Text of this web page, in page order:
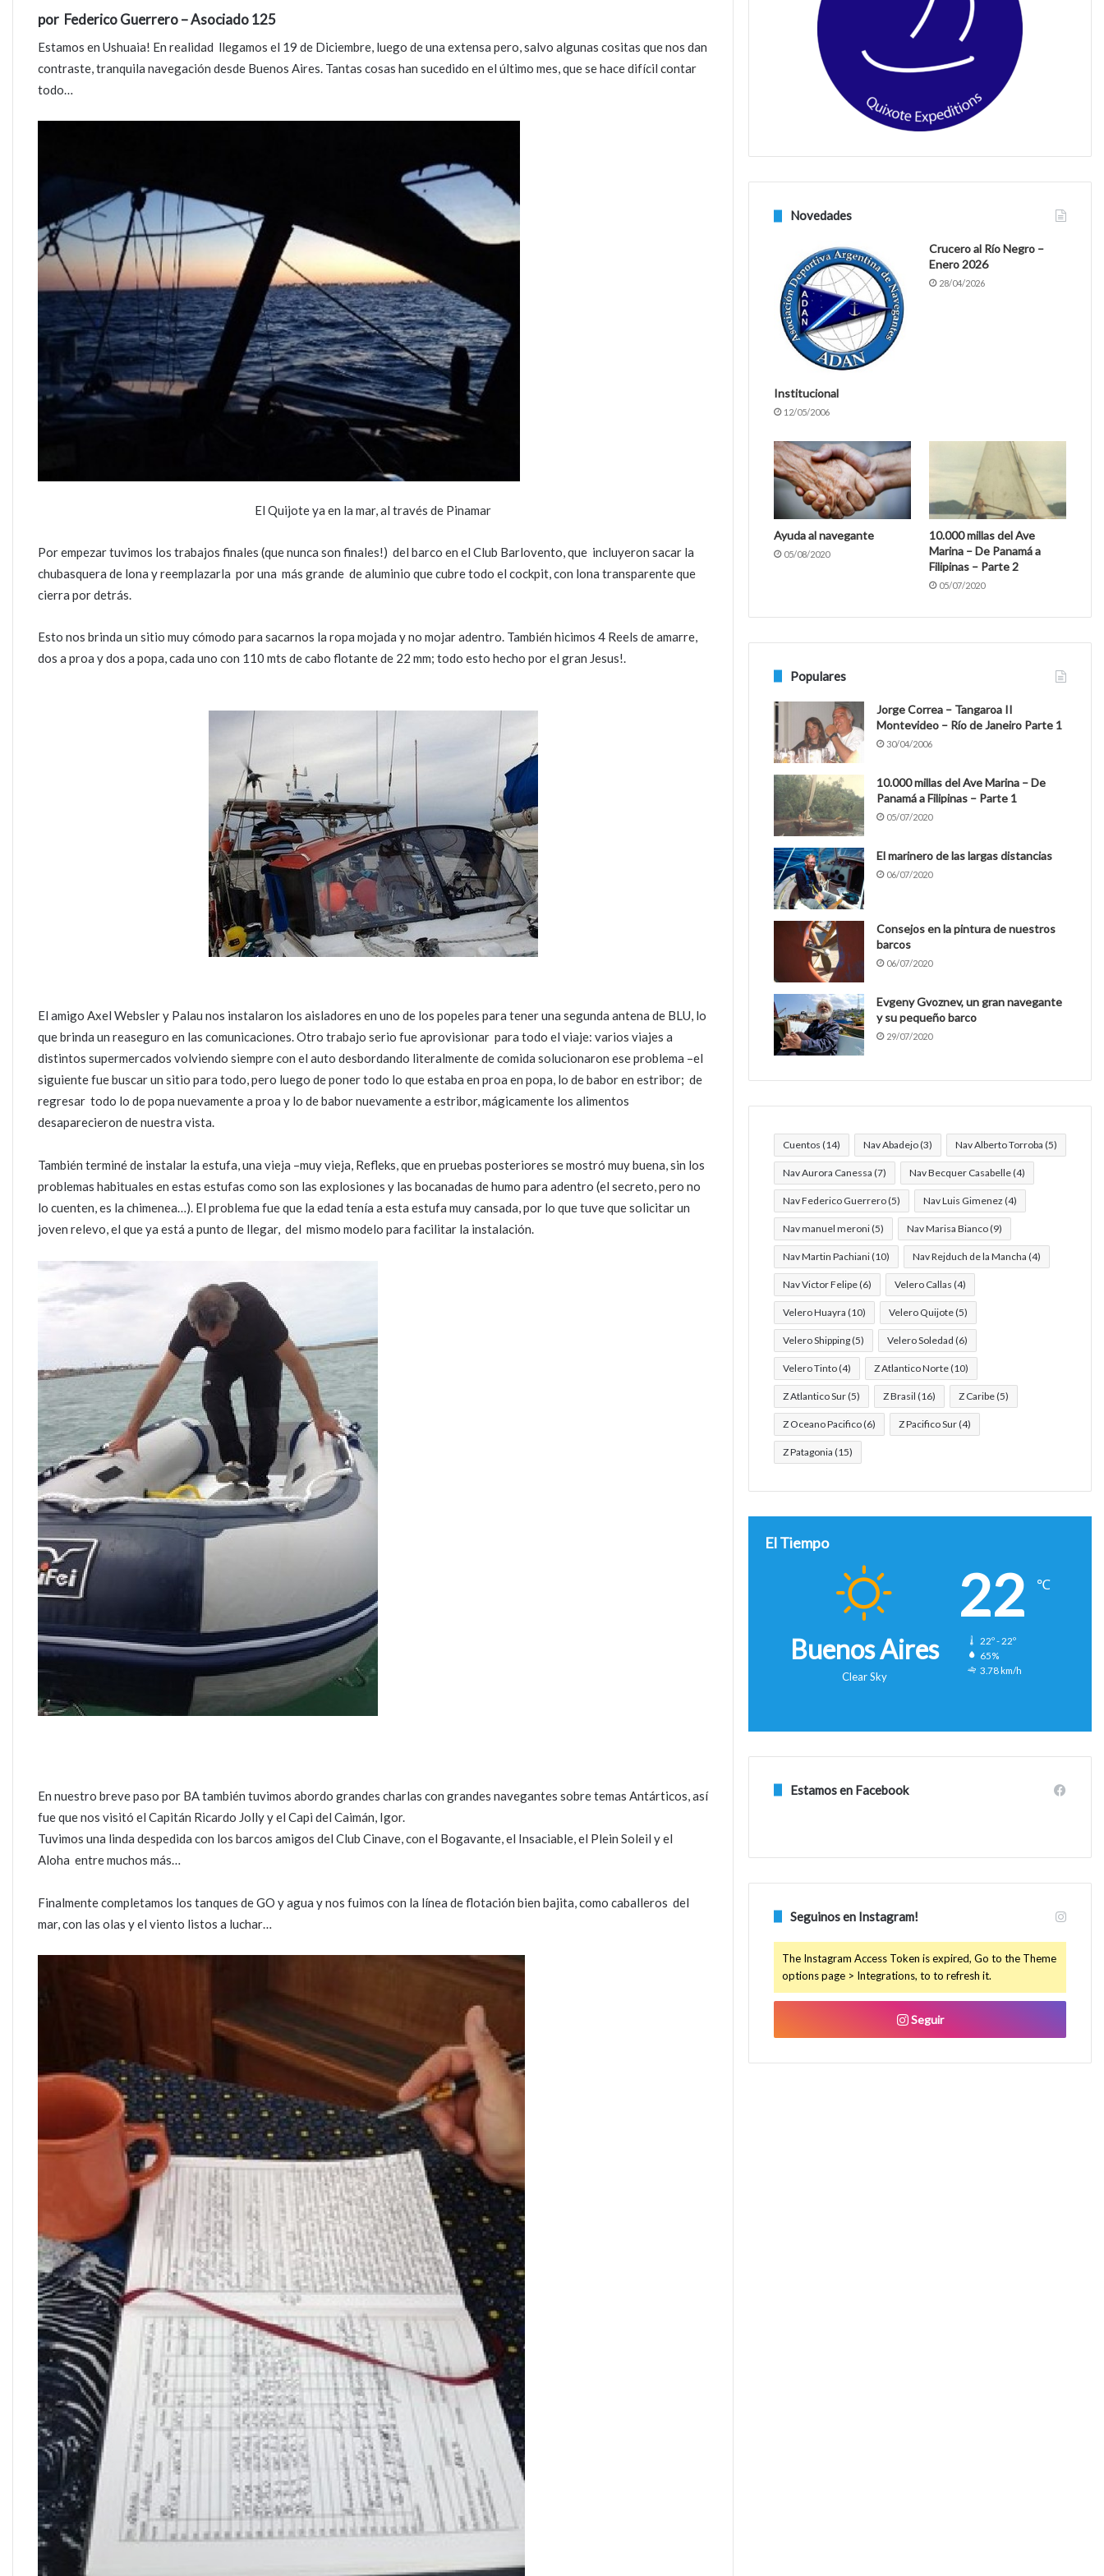
por Federico Guerrero – Asociado 125
Estamos en Ushuaia! En realidad llegamos el 19 de Diciembre, luego de una extensa pero, salvo algunas cositas que nos dan
contraste, tranquila navegación desde Buenos Aires. Tantas cosas han sucedido en el último mes, que se hace difícil contar
todo…
El Quijote ya en la mar, al través de Pinamar
Por empezar tuvimos los trabajos finales (que nunca son finales!) del barco en el Club Barlovento, que incluyeron sacar la
chubasquera de lona y reemplazarla por una más grande de aluminio que cubre todo el cockpit, con lona transparente que
cierra por detrás.
Esto nos brinda un sitio muy cómodo para sacarnos la ropa mojada y no mojar adentro. También hicimos 4 Reels de amarre,
dos a proa y dos a popa, cada uno con 110 mts de cabo flotante de 22 mm; todo esto hecho por el gran Jesus!.
El amigo Axel Websler y Palau nos instalaron los aisladores en uno de los popeles para tener una segunda antena de BLU, lo
que brinda un reaseguro en las comunicaciones. Otro trabajo serio fue aprovisionar para todo el viaje: varios viajes a
distintos supermercados volviendo siempre con el auto desbordando literalmente de comida solucionaron ese problema –el
siguiente fue buscar un sitio para todo, pero luego de poner todo lo que estaba en proa en popa, lo de babor en estribor; de
regresar todo lo de popa nuevamente a proa y lo de babor nuevamente a estribor, mágicamente los alimentos
desaparecieron de nuestra vista.
También terminé de instalar la estufa, una vieja –muy vieja, Refleks, que en pruebas posteriores se mostró muy buena, sin los
problemas habituales en estas estufas como son las explosiones y las bocanadas de humo para adentro (el secreto, pero no
lo cuenten, es la chimenea…). El problema fue que la edad tenía a esta estufa muy cansada, por lo que tuve que solicitar un
joven relevo, el que ya está a punto de llegar, del mismo modelo para facilitar la instalación.
En nuestro breve paso por BA también tuvimos abordo grandes charlas con grandes navegantes sobre temas Antárticos, así
fue que nos visitó el Capitán Ricardo Jolly y el Capi del Caimán, Igor.
Tuvimos una linda despedida con los barcos amigos del Club Cinave, con el Bogavante, el Insaciable, el Plein Soleil y el
Aloha entre muchos más…
Finalmente completamos los tanques de GO y agua y nos fuimos con la línea de flotación bien bajita, como caballeros del
mar, con las olas y el viento listos a luchar…
Novedades
Institucional
12/05/2006
Crucero al Río Negro –
Enero 2026
28/04/2026
Ayuda al navegante
05/08/2020
10.000 millas del Ave
Marina – De Panamá a
Filipinas – Parte 2
05/07/2020
Populares
Jorge Correa – Tangaroa II
Montevideo – Río de Janeiro Parte 1
30/04/2006
10.000 millas del Ave Marina – De
Panamá a Filipinas – Parte 1
05/07/2020
El marinero de las largas distancias
06/07/2020
Consejos en la pintura de nuestros
barcos
06/07/2020
Evgeny Gvoznev, un gran navegante
y su pequeño barco
29/07/2020
Cuentos (14) Nav Abadejo(3) Nav Alberto Torroba (5)
Nav Aurora Canessa (7) Nav Becquer Casabelle(4)
Nav Federico Guerrero(5) Nav Luis Gimenez (4)
Nav manuel meroni(5) Nav Marisa Bianco(9)
Nav Martin Pachiani(10) Nav Rejduch de la Mancha (4)
Nav Victor Felipe(6) Velero Callas (4)
Velero Huayra (10) Velero Quijote(5)
Velero Shipping(5) Velero Soledad (6)
Velero Tinto(4) Z Atlantico Norte(10)
Z Atlantico Sur(5) Z Brasil (16) Z Caribe(5)
Z Oceano Pacifico(6) Z Pacifico Sur(4)
Z Patagonia (15)
El Tiempo
Buenos Aires
Clear Sky
22 ℃
22º - 22º
65%
3.78 km/h
Estamos en Facebook
Seguinos en Instagram!
The Instagram Access Token is expired, Go to the Theme
options page > Integrations, to to refresh it.
Seguir